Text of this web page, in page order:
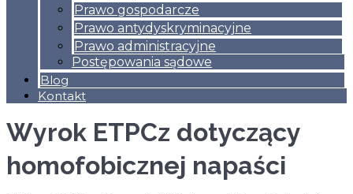
Prawo gospodarcze
Prawo antydyskryminacyjne
Prawo administracyjne
Postępowania sądowe
Blog
Kontakt
Wyrok ETPCz dotyczący
homofobicznej napaści